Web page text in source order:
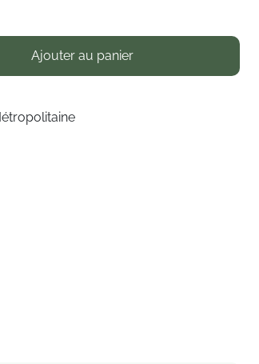
Ajouter au panier